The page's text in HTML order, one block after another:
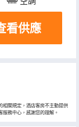
冰箱
看供應
相關規定，酒店客房不主動提供
服務中心，感謝您的理解。